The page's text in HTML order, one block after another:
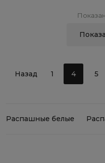
Назад 1 4 5
Распашные белые